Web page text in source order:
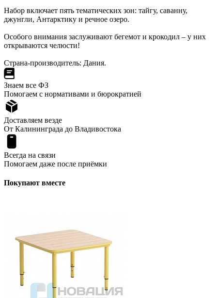
Набор включает пять тематических зон: тайгу, саванну,
джунгли, Антарктику и речное озеро.
Особого внимания заслуживают бегемот и крокодил – у них
открываются челюсти!
Страна-производитель: Дания.
Знаем все ФЗ
Помогаем с нормативами и бюрократией
Доставляем везде
От Калининграда до Владивостока
Всегда на связи
Помогаем даже после приёмки
Покупают вместе